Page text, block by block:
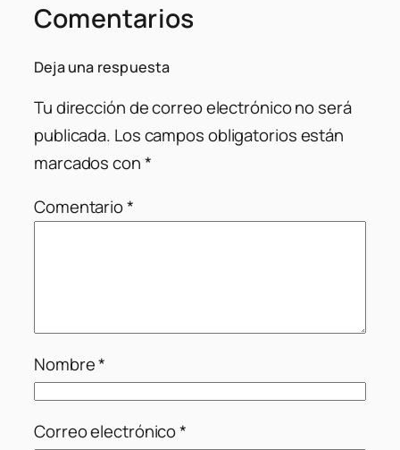
Comentarios
Deja una respuesta
Tu dirección de correo electrónico no será
publicada. Los campos obligatorios están
marcados con*
Comentario*
Nombre*
Correo electrónico*